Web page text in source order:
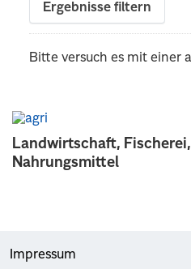
Landwirtschaft,
Nahrungsmittel
Ergebnisse filtern
Bitte versuch es mit einer
Impressum